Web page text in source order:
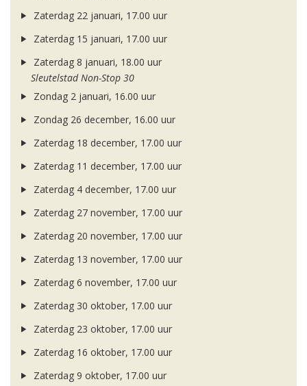
Zaterdag 22 januari, 17.00 uur
Zaterdag 15 januari, 17.00 uur
Zaterdag 8 januari, 18.00 uur
Sleutelstad Non-Stop 30
Zondag 2 januari, 16.00 uur
Zondag 26 december, 16.00 uur
Zaterdag 18 december, 17.00 uur
Zaterdag 11 december, 17.00 uur
Zaterdag 4 december, 17.00 uur
Zaterdag 27 november, 17.00 uur
Zaterdag 20 november, 17.00 uur
Zaterdag 13 november, 17.00 uur
Zaterdag 6 november, 17.00 uur
Zaterdag 30 oktober, 17.00 uur
Zaterdag 23 oktober, 17.00 uur
Zaterdag 16 oktober, 17.00 uur
Zaterdag 9 oktober, 17.00 uur